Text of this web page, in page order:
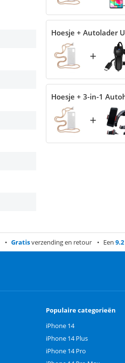
Hoesje + Autolader
+
Hoesje + 3-in-1
+
Gratisverzending en retour Een 9.2
Populaire categorieën
iPhone 14
iPhone 14 Plus
iPhone 14 Pro